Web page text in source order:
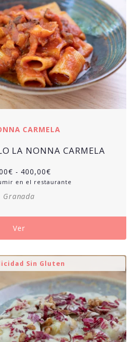
CARMELA
LA NONNA CARMELA
€ - 400,00€
en el restaurante
Granada
Ver
Sin Gluten